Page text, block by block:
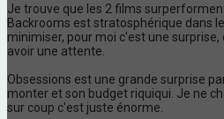
Je trouve que les 2 films
Backrooms est stratosphérique dans
minimiser, pour moi c'est une
avoir une attente.
Obsessions est une grande surprise
monter et son budget riquiqui. Je ne
sur coup c'est juste énorme.